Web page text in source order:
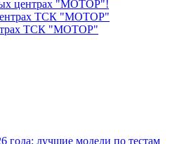
центрах "МОТОР"!
ТСК "МОТОР"